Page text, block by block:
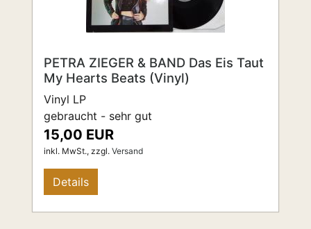
PETRA ZIEGER & BAND Das Eis Taut
My Hearts Beats (Vinyl)
Vinyl LP
gebraucht - sehr gut
15,00 EUR
inkl. MwSt., zzgl. Versand
Details